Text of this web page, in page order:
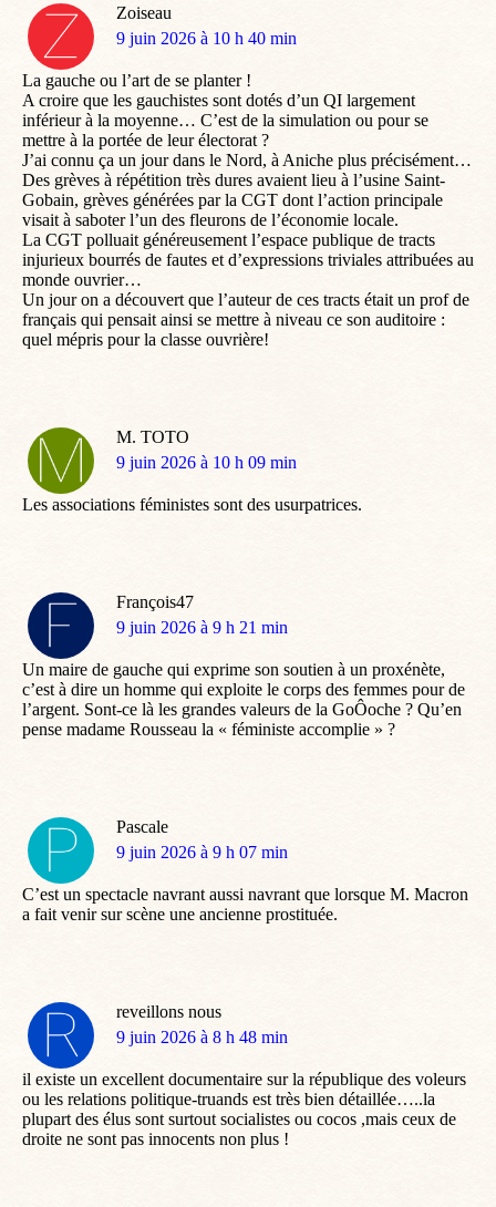
Zoiseau
dit
9 juin 2026 à 10 h 40 min
La gauche ou l’art de se planter !
A croire que les gauchistes sont dotés d’un QI largement
inférieur à la moyenne… C’est de la simulation ou pour se
mettre à la portée de leur électorat ?
J’ai connu ça un jour dans le Nord, à Aniche plus précisément…
Des grèves à répétition très dures avaient lieu à l’usine Saint-
Gobain, grèves générées par la CGT dont l’action principale
visait à saboter l’un des fleurons de l’économie locale.
La CGT polluait généreusement l’espace publique de tracts
injurieux bourrés de fautes et d’expressions triviales attribuées au
monde ouvrier…
Un jour on a découvert que l’auteur de ces tracts était un prof de
français qui pensait ainsi se mettre à niveau ce son auditoire :
quel mépris pour la classe ouvrière!
M. TOTO
dit
9 juin 2026 à 10 h 09 min
Les associations féministes sont des usurpatrices.
François47
dit
9 juin 2026 à 9 h 21 min
Un maire de gauche qui exprime son soutien à un proxénète,
c’est à dire un homme qui exploite le corps des femmes pour de
l’argent. Sont-ce là les grandes valeurs de la GoÔoche ? Qu’en
pense madame Rousseau la « féministe accomplie » ?
Pascale
dit
9 juin 2026 à 9 h 07 min
C’est un spectacle navrant aussi navrant que lorsque M. Macron
a fait venir sur scène une ancienne prostituée.
reveillons nous
dit
9 juin 2026 à 8 h 48 min
il existe un excellent documentaire sur la république des voleurs
ou les relations politique-truands est très bien détaillée…..la
plupart des élus sont surtout socialistes ou cocos ,mais ceux de
droite ne sont pas innocents non plus !